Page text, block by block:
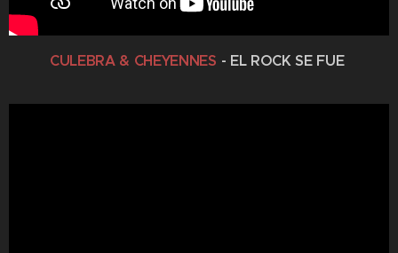
CULEBRA & CHEYENNES - EL ROCK SE FUE